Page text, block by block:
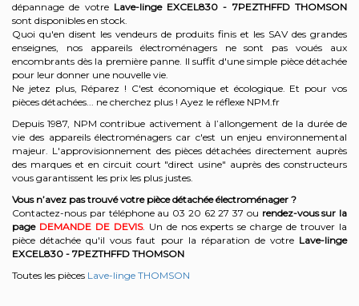
dépannage de votre Lave-linge EXCEL830 - 7PEZTHFFD THOMSON
sont disponibles en stock.
Quoi qu'en disent les vendeurs de produits finis et les SAV des grandes
enseignes, nos appareils électroménagers ne sont pas voués aux
encombrants dès la première panne. Il suffit d'une simple pièce détachée
pour leur donner une nouvelle vie.
Ne jetez plus, Réparez ! C'est économique et écologique. Et pour vos
pièces détachées... ne cherchez plus ! Ayez le réflexe NPM.fr
Depuis 1987, NPM contribue activement à l’allongement de la durée de
vie des appareils électroménagers car c'est un enjeu environnemental
majeur. L'approvisionnement des pièces détachées directement auprès
des marques et en circuit court "direct usine" auprès des constructeurs
vous garantissent les prix les plus justes.
Vous n’avez pas trouvé votre pièce détachée électroménager ?
Contactez-nous par téléphone au 03 20 62 27 37 ou rendez-vous sur la
page DEMANDE DE DEVIS. Un de nos experts se charge de trouver la
pièce détachée qu'il vous faut pour la réparation de votre Lave-linge
EXCEL830 - 7PEZTHFFD THOMSON
Toutes les pièces Lave-linge THOMSON